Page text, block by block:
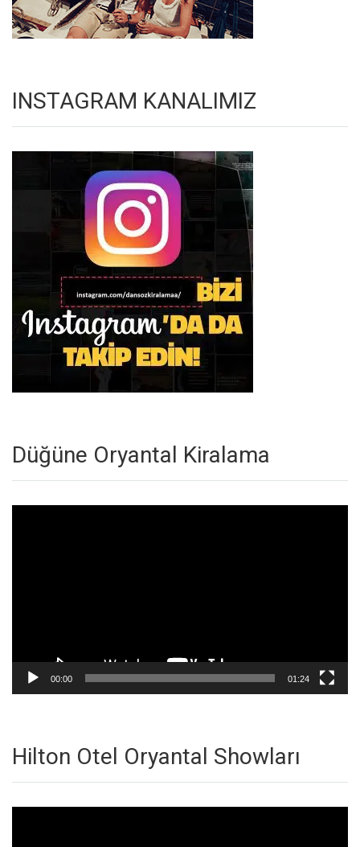
INSTAGRAM KANALIMIZ
Düğüne Oryantal Kiralama
00:00 01:24
Hilton Otel Oryantal Showları